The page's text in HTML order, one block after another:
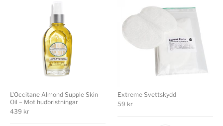
L'Occitane Almond Supple Skin
Oil – Mot hudbristningar
439 kr
Extreme Svettskydd
59 kr